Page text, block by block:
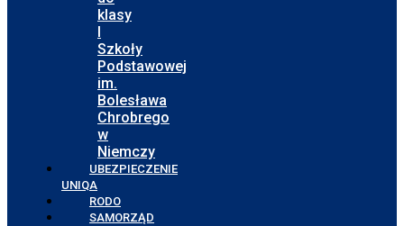
klasy
I
Szkoły
Podstawowej
im.
Bolesława
Chrobrego
w
Niemczy
UBEZPIECZENIE
UNIQA
RODO
SAMORZĄD